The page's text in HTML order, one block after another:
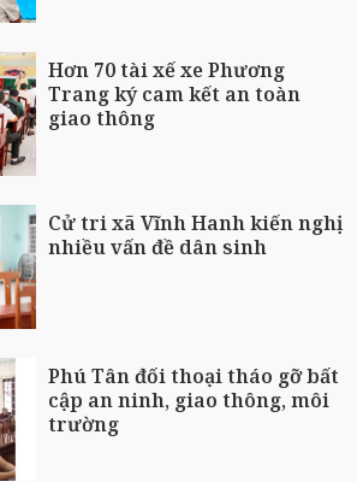
Hơn 70 tài xế xe Phương
Trang ký cam kết an toàn
giao thông
Cử tri xã Vĩnh Hanh kiến nghị
nhiều vấn đề dân sinh
Phú Tân đối thoại tháo gỡ bất
cập an ninh, giao thông, môi
trường